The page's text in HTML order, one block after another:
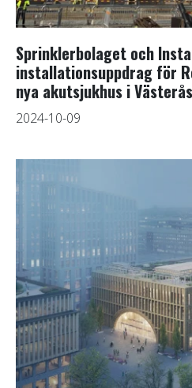
Sprinklerbolaget och
installationsuppdrag för
nya akutsjukhus i Västerås
2024-10-09